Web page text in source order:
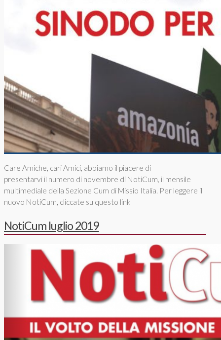
Care Amiche, cari Amici, abbiamo il piacere di
presentarvi il numero di novembre di NotiCum, il mensile
multimediale della Sezione Cum di Missio Italia. Per leggere il
nuovo NotiCum, cliccate su questo link
NotiCum luglio 2019